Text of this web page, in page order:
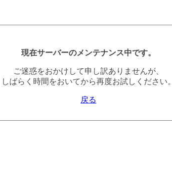
現在サーバーのメンテナンス中です。
ご迷惑をおかけして申し訳ありませんが、
しばらく時間をおいてから再度お試しください。
戻る